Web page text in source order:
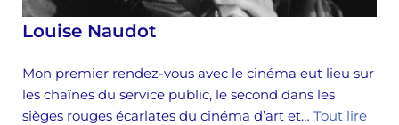
Louise Naudot
Mon premier rendez-vous avec le cinéma eut lieu sur
les chaînes du service public, le second dans les
sièges rouges écarlates du cinéma d’art et… Tout lire